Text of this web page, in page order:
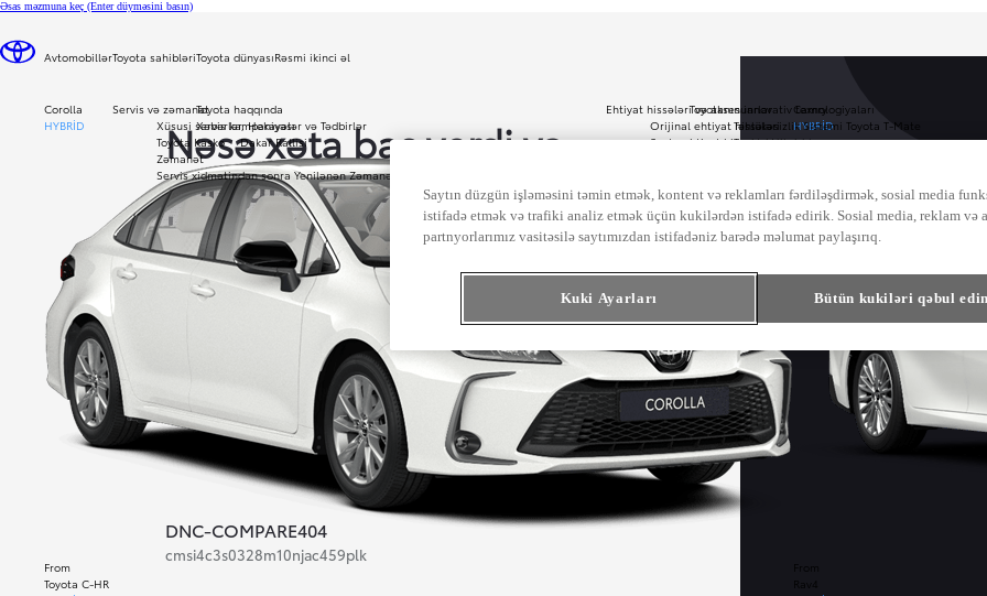
Əsas məzmuna keç (Enter düyməsini basın)
Avtomobillər
Corolla
HYBRID
From
Camry
HYBRID
From
Toyota C-HR
Rav4
Toyota sahibləri
Servis və zəmanət
Xüsusi servis kampaniyası
Toyota Kasko
Zəmanət
Servis xidmətindən sonra Yenilənən Zəmanət
Ehtiyat hissələri və aksesuarlar
Orijinal ehtiyat hissələri
Saxta ehtiyat hissələri
Toyota dünyası
Toyota haqqında
Xəbərlər, Hekayələr və Tədbirlər
Dakar Rallisi
Toyotanın innovativ texnologiyaları
Təhlükəsizlik Sistemi Toyota T-Mate
Toyota Hibriddən soruşun
Rəsmi ikinci əl
Nəsə xəta baş verdi və
sorğunuzu icra edə
bilmədik.
Biz bu problemi mümkün qədər tez aradan
qaldırmaq üçün çalışırıq. Səhifəni indi yeniləyin və
ya daha sonra yenidən cəhd edin.
DNC-COMPARE404
cmsi4c3s0328m10njac459plk
Saytın düzgün işləməsini təmin etmək, kontent və reklamları fərdiləşdirmək, sosial media
istifadə etmək və trafiki analiz etmək üçün kukilərdən istifadə edirik. Sosial media, reklam və
partnyorlarımız vasitəsilə saytımızdan istifadəniz barədə məlumat paylaşırıq.
Kuki Ayarları Bütün kukiləri qəbul edin